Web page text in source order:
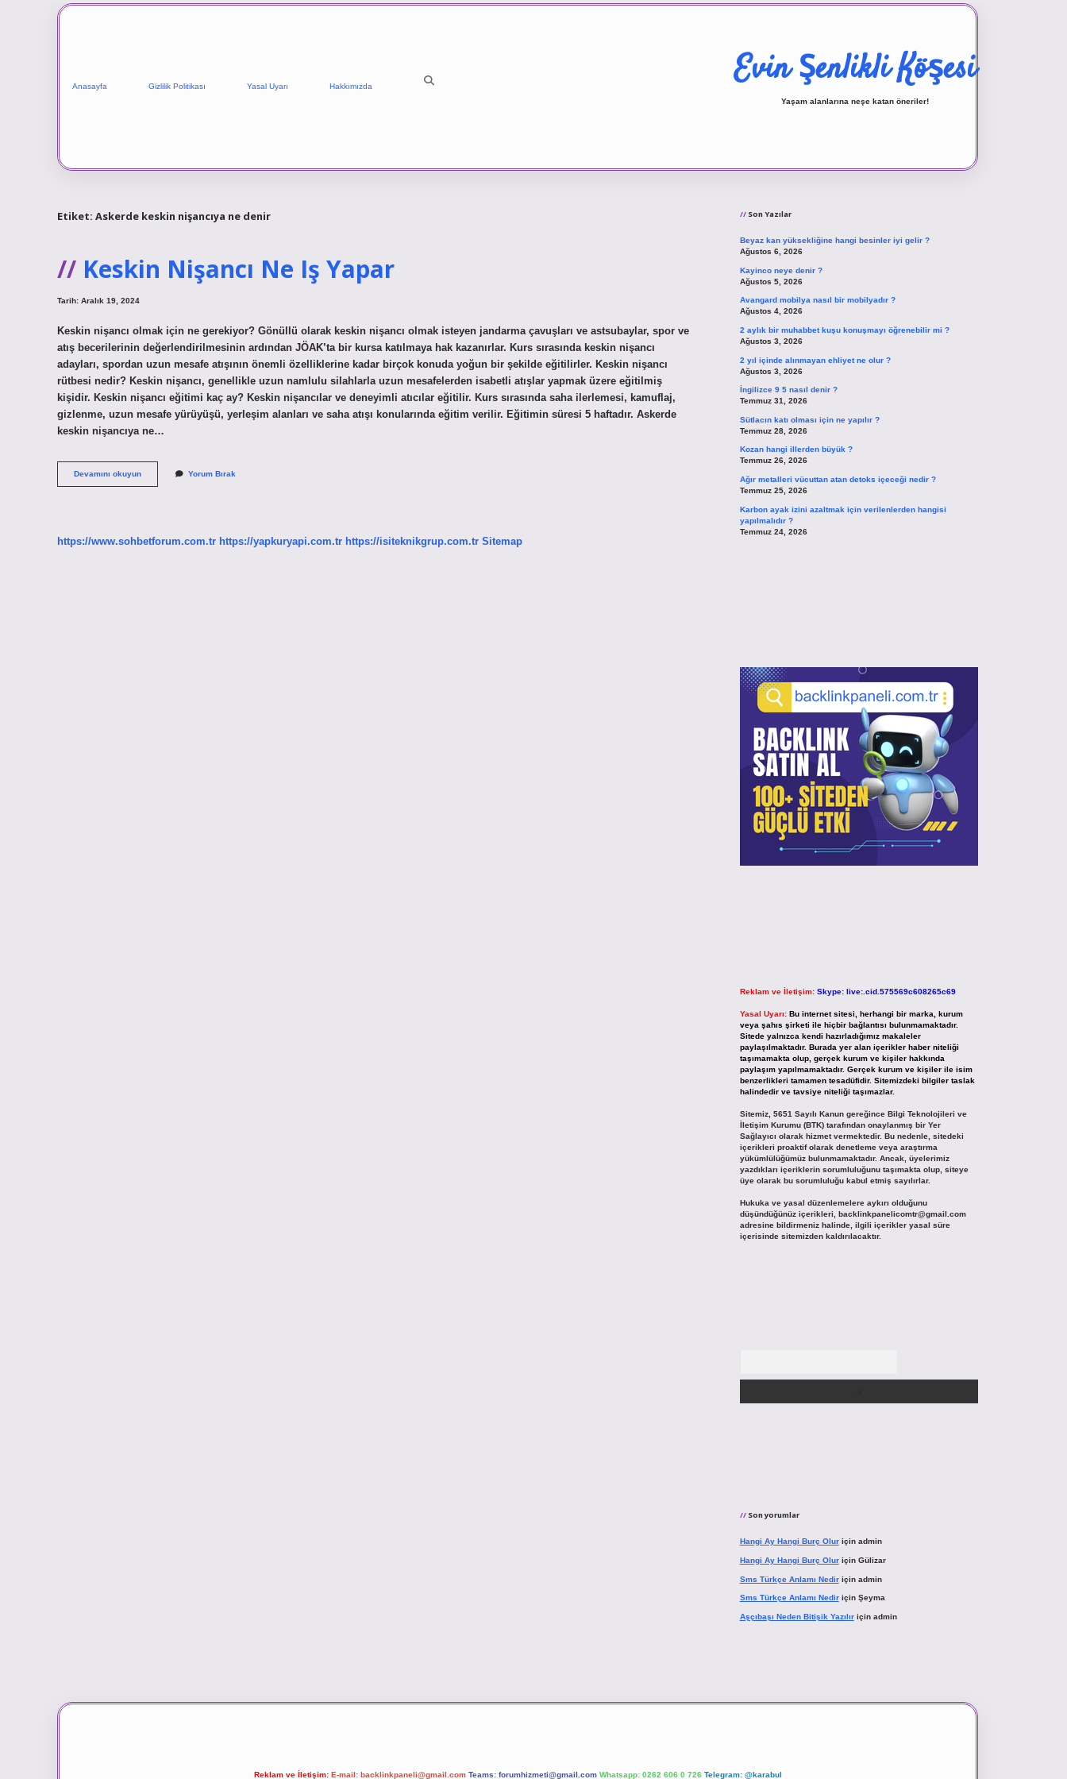
Anasayfa Gizlilik Politikası Yasal Uyarı Hakkımızda Evin Şenlikli Köşesi
Yaşam alanlarına neşe katan öneriler!
Etiket: Askerde keskin nişancıya ne denir
Keskin Nişancı Ne Iş Yapar
Tarih: Aralık 19, 2024
Keskin nişancı olmak için ne gerekiyor? Gönüllü olarak keskin nişancı olmak isteyen jandarma çavuşları ve astsubaylar, spor ve
atış becerilerinin değerlendirilmesinin ardından JÖAK’ta bir kursa katılmaya hak kazanırlar. Kurs sırasında keskin nişancı
adayları, spordan uzun mesafe atışının önemli özelliklerine kadar birçok konuda yoğun bir şekilde eğitilirler. Keskin nişancı
rütbesi nedir? Keskin nişancı, genellikle uzun namlulu silahlarla uzun mesafelerden isabetli atışlar yapmak üzere eğitilmiş
kişidir. Keskin nişancı eğitimi kaç ay? Keskin nişancılar ve deneyimli atıcılar eğitilir. Kurs sırasında saha ilerlemesi, kamuflaj,
gizlenme, uzun mesafe yürüyüşü, yerleşim alanları ve saha atışı konularında eğitim verilir. Eğitimin süresi 5 haftadır. Askerde
keskin nişancıya ne…
Devamını okuyunKeskin
Nişancı
Yorum Bırak
https://www.sohbetforum.com.tr https://yapkuryapi.com.tr https://isiteknikgrup.com.tr Sitemap
Son Yazılar
Beyaz kan yüksekliğine hangi besinler iyi gelir ?
Ağustos 6, 2026
Kayinco neye denir ?
Ağustos 5, 2026
Avangard mobilya nasıl bir mobilyadır ?
Ağustos 4, 2026
2 aylık bir muhabbet kuşu konuşmayı öğrenebilir mi ?
Ağustos 3, 2026
2 yıl içinde alınmayan ehliyet ne olur ?
Ağustos 3, 2026
İngilizce 9 5 nasıl denir ?
Temmuz 31, 2026
Sütlacın katı olması için ne yapılır ?
Temmuz 28, 2026
Kozan hangi illerden büyük ?
Temmuz 26, 2026
Ağır metalleri vücuttan atan detoks içeceği nedir ?
Temmuz 25, 2026
Karbon ayak izini azaltmak için verilenlerden hangisi
yapılmalıdır ?
Temmuz 24, 2026
Reklam ve İletişim: Skype: live:.cid.575569c608265c69
Yasal Uyarı: Bu internet sitesi, herhangi bir marka, kurum
veya şahıs şirketi ile hiçbir bağlantısı bulunmamaktadır.
Sitede yalnızca kendi hazırladığımız makaleler
paylaşılmaktadır. Burada yer alan içerikler haber niteliği
taşımamakta olup, gerçek kurum ve kişiler hakkında
paylaşım yapılmamaktadır. Gerçek kurum ve kişiler ile isim
benzerlikleri tamamen tesadüfidir. Sitemizdeki bilgiler taslak
halindedir ve tavsiye niteliği taşımazlar.
Sitemiz, 5651 Sayılı Kanun gereğince Bilgi Teknolojileri ve
İletişim Kurumu (BTK) tarafından onaylanmış bir Yer
Sağlayıcı olarak hizmet vermektedir. Bu nedenle, sitedeki
içerikleri proaktif olarak denetleme veya araştırma
yükümlülüğümüz bulunmamaktadır. Ancak, üyelerimiz
yazdıkları içeriklerin sorumluluğunu taşımakta olup, siteye
üye olarak bu sorumluluğu kabul etmiş sayılırlar.
Hukuka ve yasal düzenlemelere aykırı olduğunu
düşündüğünüz içerikleri, backlinkpanelicomtr@gmail.com
adresine bildirmeniz halinde, ilgili içerikler yasal süre
içerisinde sitemizden kaldırılacaktır.
Son yorumlar
Hangi Ay Hangi Burç Oluriçin admin
Hangi Ay Hangi Burç Oluriçin Gülizar
Sms Türkçe Anlamı Nediriçin admin
Sms Türkçe Anlamı Nediriçin Şeyma
Aşçıbaşı Neden Bitişik Yazılıriçin admin
Reklam ve İletişim: E-mail: backlinkpaneli@gmail.com Teams: forumhizmeti@gmail.com Whatsapp: 0262 606 0 726 Telegram: @karabul